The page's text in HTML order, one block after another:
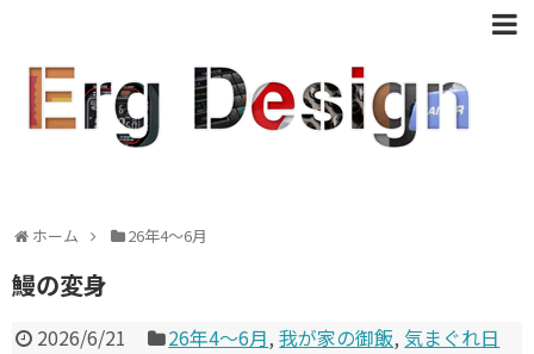
ホーム 26年4〜6月
鰻の変身
2026/6/21 26年4〜6月,我が家の御飯,気まぐれ日